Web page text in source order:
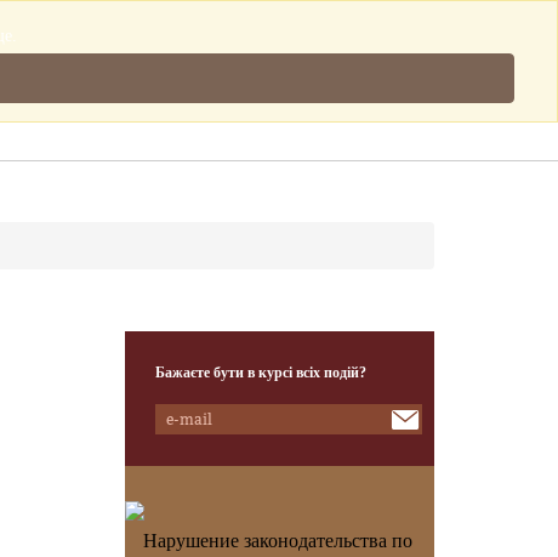
Клієнти Наша Команда Контакти
Бажаєте бути в курсі всіх подій?
Нарушение законодательства по